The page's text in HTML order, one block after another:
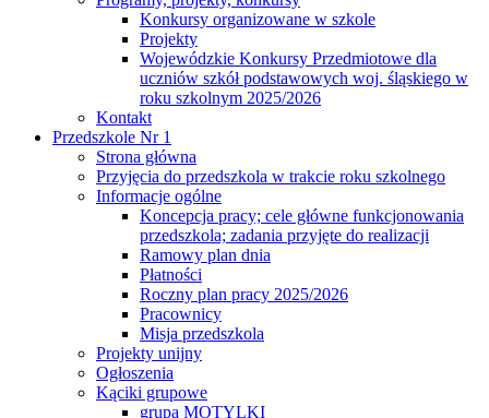
Konkursy organizowane w szkole
Projekty
Wojewódzkie Konkursy Przedmiotowe dla
uczniów szkół podstawowych woj. śląskiego w
roku szkolnym 2025/2026
Kontakt
Przedszkole Nr 1
Strona główna
Przyjęcia do przedszkola w trakcie roku szkolnego
Informacje ogólne
Koncepcja pracy; cele główne funkcjonowania
przedszkola; zadania przyjęte do realizacji
Ramowy plan dnia
Płatności
Roczny plan pracy 2025/2026
Pracownicy
Misja przedszkola
Projekty unijny
Ogłoszenia
Kąciki grupowe
grupa MOTYLKI